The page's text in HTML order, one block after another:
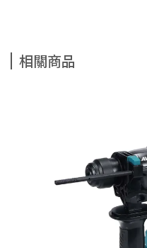
相關商品